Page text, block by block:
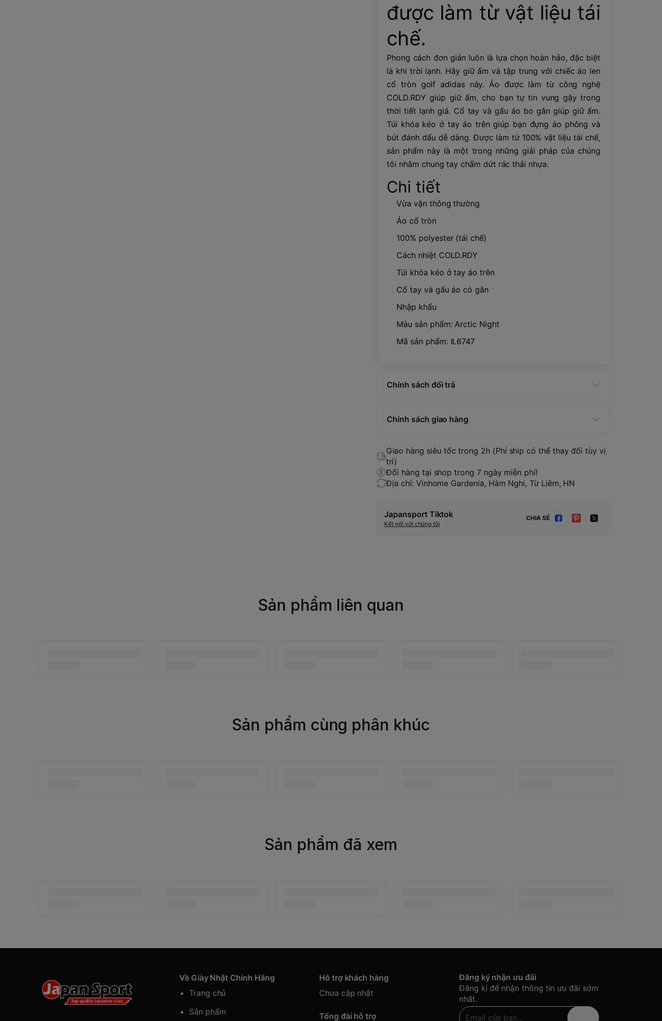
được làm từ vật liệu tái
chế.
Phong cách đơn giản luôn là lựa chọn hoàn hảo, đặc biệt
là khi trời lạnh. Hãy giữ ấm và tập trung với chiếc áo len
cổ tròn golf adidas này. Áo được làm từ công nghệ
COLD.RDY giúp giữ ấm, cho bạn tự tin vung gậy trong
thời tiết lạnh giá. Cổ tay và gấu áo bo gân giúp giữ ấm.
Túi khóa kéo ở tay áo trên giúp bạn đựng áo phông và
bút đánh dấu dễ dàng. Được làm từ 100% vật liệu tái chế,
sản phẩm này là một trong những giải pháp của chúng
tôi nhằm chung tay chấm dứt rác thải nhựa.
Chi tiết
Vừa vặn thông thường
Áo cổ tròn
100% polyester (tái chế)
Cách nhiệt COLD.RDY
Túi khóa kéo ở tay áo trên
Cổ tay và gấu áo có gân
Nhập khẩu
Màu sản phẩm: Arctic Night
Mã sản phẩm: IL6747
Chính sách đổi trả
Chính sách giao hàng
Giao hàng siêu tốc trong 2h (Phí ship có thể thay đổi tùy vị
trí)
Đổi hàng tại shop trong 7 ngày miễn phí!
Địa chỉ: Vinhome Gardenia, Hàm Nghi, Từ Liêm, HN
Japansport Tiktok
Kết nối với chúng tôi
CHIA SẺ
Sản phẩm liên quan
Sản phẩm cùng phân khúc
Sản phẩm đã xem
Về Giày Nhật Chính Hãng
Trang chủ
Sản phẩm
Hỗ trợ khách hàng
Chưa cập nhật
Tổng đài hỗ trợ
Đăng ký nhận ưu đãi
Đăng kí để nhận thông tin ưu đãi sớm
nhất.